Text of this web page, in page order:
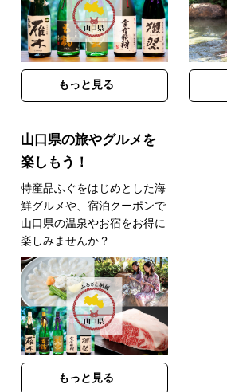
もっと見る
山口県の旅やグルメを
楽しもう！
特産品ふぐをはじめとした海
鮮グルメや、宿泊クーポンで
山口県の温泉やお宿をお得に
楽しみませんか？
もっと見る